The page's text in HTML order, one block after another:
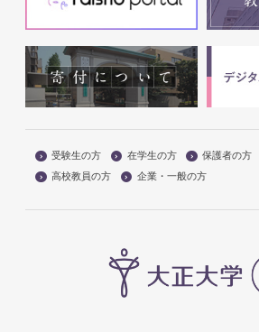
受験生の方 在学生の方 保護者の方
高校教員の方
企業・一般の方